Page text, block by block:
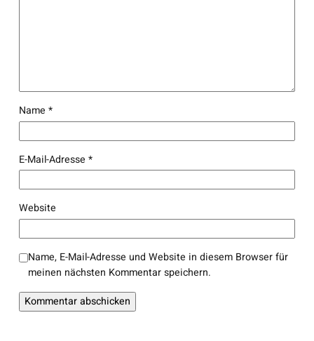
Name *
E-Mail-Adresse *
Website
Name, E-Mail-Adresse und Website in diesem Browser für
meinen nächsten Kommentar speichern.